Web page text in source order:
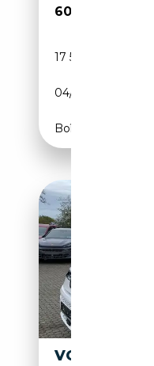
60 950€
17 540 km
04/2025
Boîte automatique